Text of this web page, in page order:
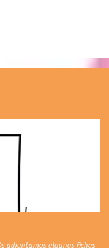
adjuntamos algunas fichas